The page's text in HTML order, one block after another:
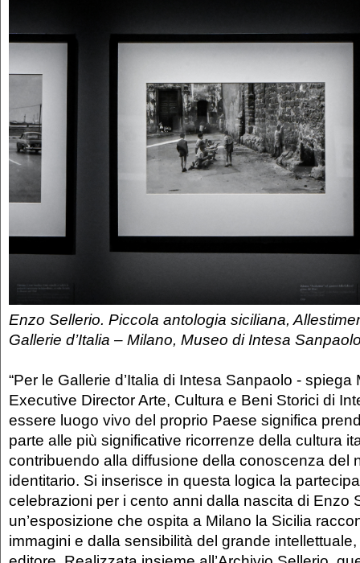
Enzo Sellerio. Piccola antologia siciliana,
Gallerie d’Italia – Milano, Museo di Intesa
“Per le Gallerie d’Italia di Intesa Sanpaolo -
Executive Director Arte, Cultura e Beni Storici di
essere luogo vivo del proprio Paese significa
parte alle più significative ricorrenze della cultura
contribuendo alla diffusione della conoscenza del
identitario. Si inserisce in questa logica la
celebrazioni per i cento anni dalla nascita di Enzo
un’esposizione che ospita a Milano la Sicilia
immagini e dalla sensibilità del grande